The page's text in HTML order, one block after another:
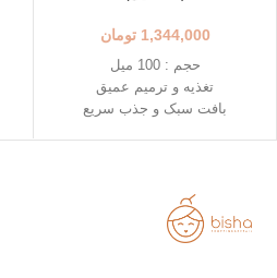
1,344,000 تومان
حجم : 100 میل
تغذیه و ترمیم عمیق
بافت سبک و جذب سریع